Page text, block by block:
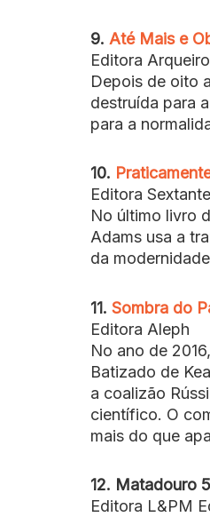
9. Até Mais e
Editora Arqueiro
Depois de oito
destruída para
para a
10.
Editora Sextante
No último livro
Adams usa a
da
11. Sombra do
Editora Aleph
No ano de
Batizado de
a coalizão
científico. O
mais do que
12. Matadouro
Editora L&PM